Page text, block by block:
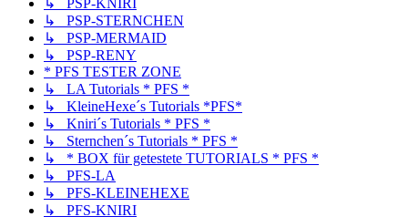
↳ PSP-KNIRI
↳ PSP-STERNCHEN
↳ PSP-MERMAID
↳ PSP-RENY
* PFS TESTER ZONE
↳ LA Tutorials * PFS *
↳ KleineHexe´s Tutorials *PFS*
↳ Kniri´s Tutorials * PFS *
↳ Sternchen´s Tutorials * PFS *
↳ * BOX für getestete TUTORIALS * PFS *
↳ PFS-LA
↳ PFS-KLEINEHEXE
↳ PFS-KNIRI